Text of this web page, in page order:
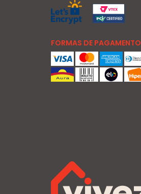
FORMAS DE PAGAMENTO